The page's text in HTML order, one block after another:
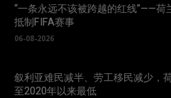
“一条永远不该被跨越的红线”——荷
抵制FIFA赛事
06-08-2026
叙利亚难民减半、劳工移民减少，
至2020年以来最低